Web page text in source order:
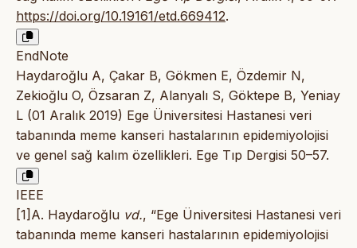
https://doi.org/10.19161/etd.669412.
EndNote
Haydaroğlu A, Çakar B, Gökmen E, Özdemir N,
Zekioğlu O, Özsaran Z, Alanyalı S, Göktepe B, Yeniay
L (01 Aralık 2019) Ege Üniversitesi Hastanesi veri
tabanında meme kanseri hastalarının epidemiyolojisi
ve genel sağ kalım özellikleri. Ege Tıp Dergisi 50–57.
IEEE
[1]A. Haydaroğlu vd., “Ege Üniversitesi Hastanesi veri
tabanında meme kanseri hastalarının epidemiyolojisi